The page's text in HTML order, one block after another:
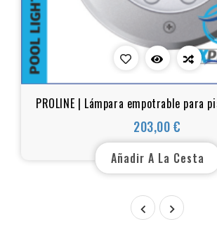
PROLINE | Lámpara empotrable para
acero inoxidable 316L | Blanco
203,00 €
Precio
Añadir A La Cesta
 